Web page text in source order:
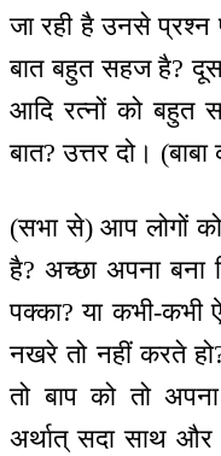
जा रही है उनसे प्रश्न
बात बहुत सहज है?
आदि रत्नों को
बात? उत्तर दो।
(सभा से) आप लोगों
है? अच्छा अपना बना
पक्का? या कभी-कभी
नखरे तो नहीं करते
तो बाप को तो
अर्थात् सदा साथ